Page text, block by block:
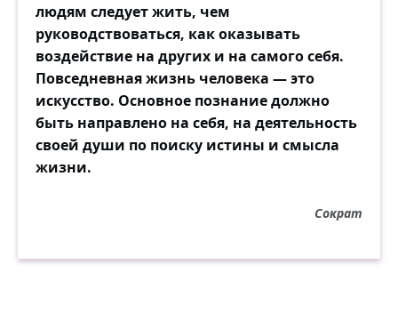
людям следует жить, чем
руководствоваться, как оказывать
воздействие на других и на самого себя.
Повседневная жизнь человека — это
искусство. Основное познание должно
быть направлено на себя, на деятельность
своей души по поиску истины и смысла
жизни.
Сократ